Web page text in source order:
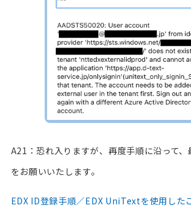
A21：恐れ入りますが、再度手順に沿って
をお願いいたします。
EDX ID登録手順／EDX UniTextを使用した